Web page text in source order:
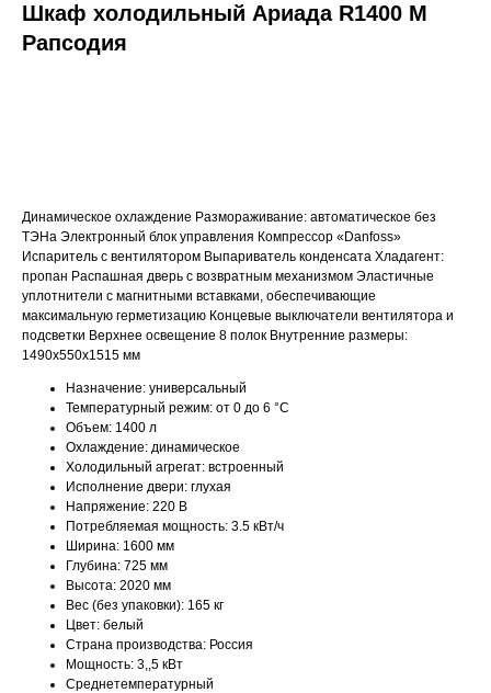
Шкаф холодильный Ариада R1400 M
Рапсодия
Динамическое охлаждение Размораживание: автоматическое без
ТЭНа Электронный блок управления Компрессор «Danfoss»
Испаритель с вентилятором Выпариватель конденсата Хладагент:
пропан Распашная дверь с возвратным механизмом Эластичные
уплотнители с магнитными вставками, обеспечивающие
максимальную герметизацию Концевые выключатели вентилятора и
подсветки Верхнее освещение 8 полок Внутренние размеры:
1490х550х1515 мм
Назначение: универсальный
Температурный режим: от 0 до 6 °C
Объем: 1400 л
Охлаждение: динамическое
Холодильный агрегат: встроенный
Исполнение двери: глухая
Напряжение: 220 В
Потребляемая мощность: 3.5 кВт/ч
Ширина: 1600 мм
Глубина: 725 мм
Высота: 2020 мм
Вес (без упаковки): 165 кг
Цвет: белый
Страна производства: Россия
Мощность: 3,,5 кВт
Среднетемпературный